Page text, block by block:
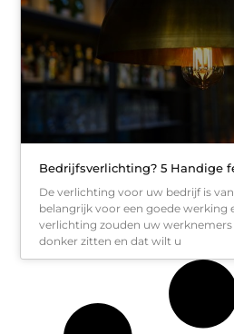
Bedrijfsverlichting? 5 Handige
De verlichting voor uw bedrijf is
belangrijk voor een goede
verlichting zouden uw
donker zitten en dat wilt u